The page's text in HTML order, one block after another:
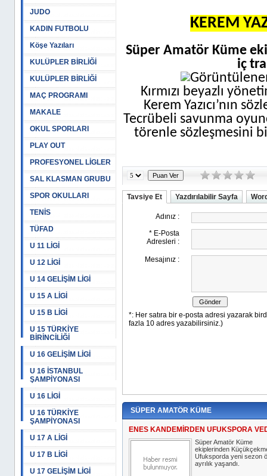
JUDO
KADIN FUTBOLU
Köşe Yazıları
KULÜPLER BİRLİĞİ
KULÜPLER BİRLİĞİ
MAÇ PROGRAMI
MAKALE
OKUL SPORLARI
PLAY OUT
PROFESYONEL LİGLER
SAL KLASMAN GRUBU
SPOR OKULLARI
TENİS
TÜFAD
U 11 LİGİ
U 12 LİGİ
U 14 GELİŞİM LİGİ
U 15 A LİGİ
U 15 B LİGİ
U 15 TÜRKİYE
BİRİNCİLİĞİ
U 16 GELİŞİM LİGİ
U 16 İSTANBUL
ŞAMPİYONASI
U 16 LİGİ
U 16 TÜRKİYE
ŞAMPİYONASI
U 17 A LİGİ
U 17 B LİGİ
U 17 GELİŞİM LİGİ
KEREM
Süper Amatör Küme
iç
Kırmızı beyazlı
Kerem Yazıcı’nın
Tecrübeli savunma
törenle sözleşmesini
Tavsiye Et Yazdırılabilir Sayfa
SÜPER AMATÖR KÜME
ENES KANDEMİRDEN UFUKSPORA
Süper Amatör Küme
ekiplerinden
Ufuksporda yeni sezon
ayrılık yaşandı.